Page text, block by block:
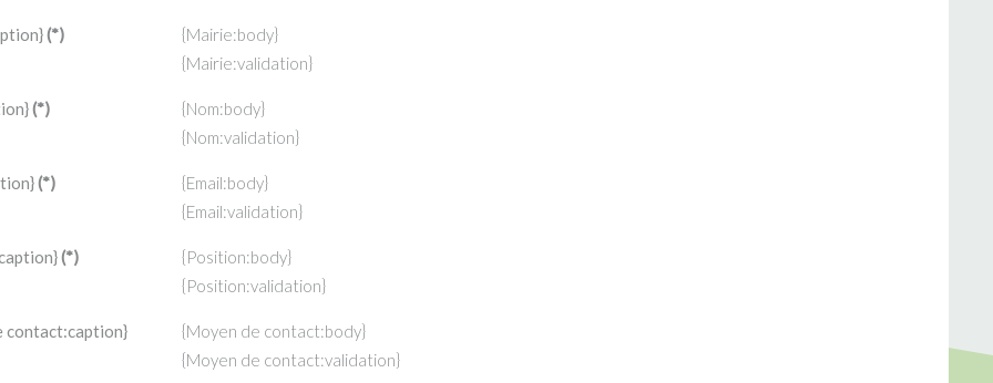
(*)
{Mairie:body}
{Mairie:validation}
(*)
{Nom:body}
{Nom:validation}
(*)
{Email:body}
{Email:validation}
(*)
{Position:body}
{Position:validation}
contact:caption}
{Moyen de contact:body}
{Moyen de contact:validation}